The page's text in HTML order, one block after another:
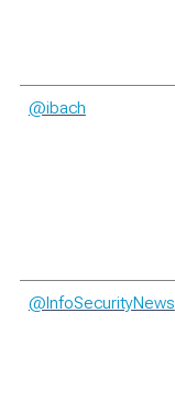
@ibach
@InfoSecurityNews